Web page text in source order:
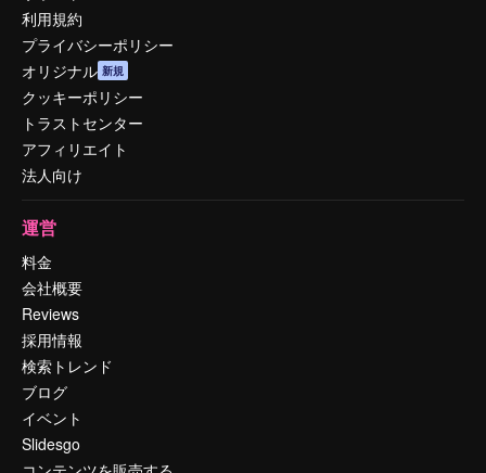
利用規約
プライバシーポリシー
オリジナル 新規
クッキーポリシー
トラストセンター
アフィリエイト
法人向け
運営
料金
会社概要
Reviews
採用情報
検索トレンド
ブログ
イベント
Slidesgo